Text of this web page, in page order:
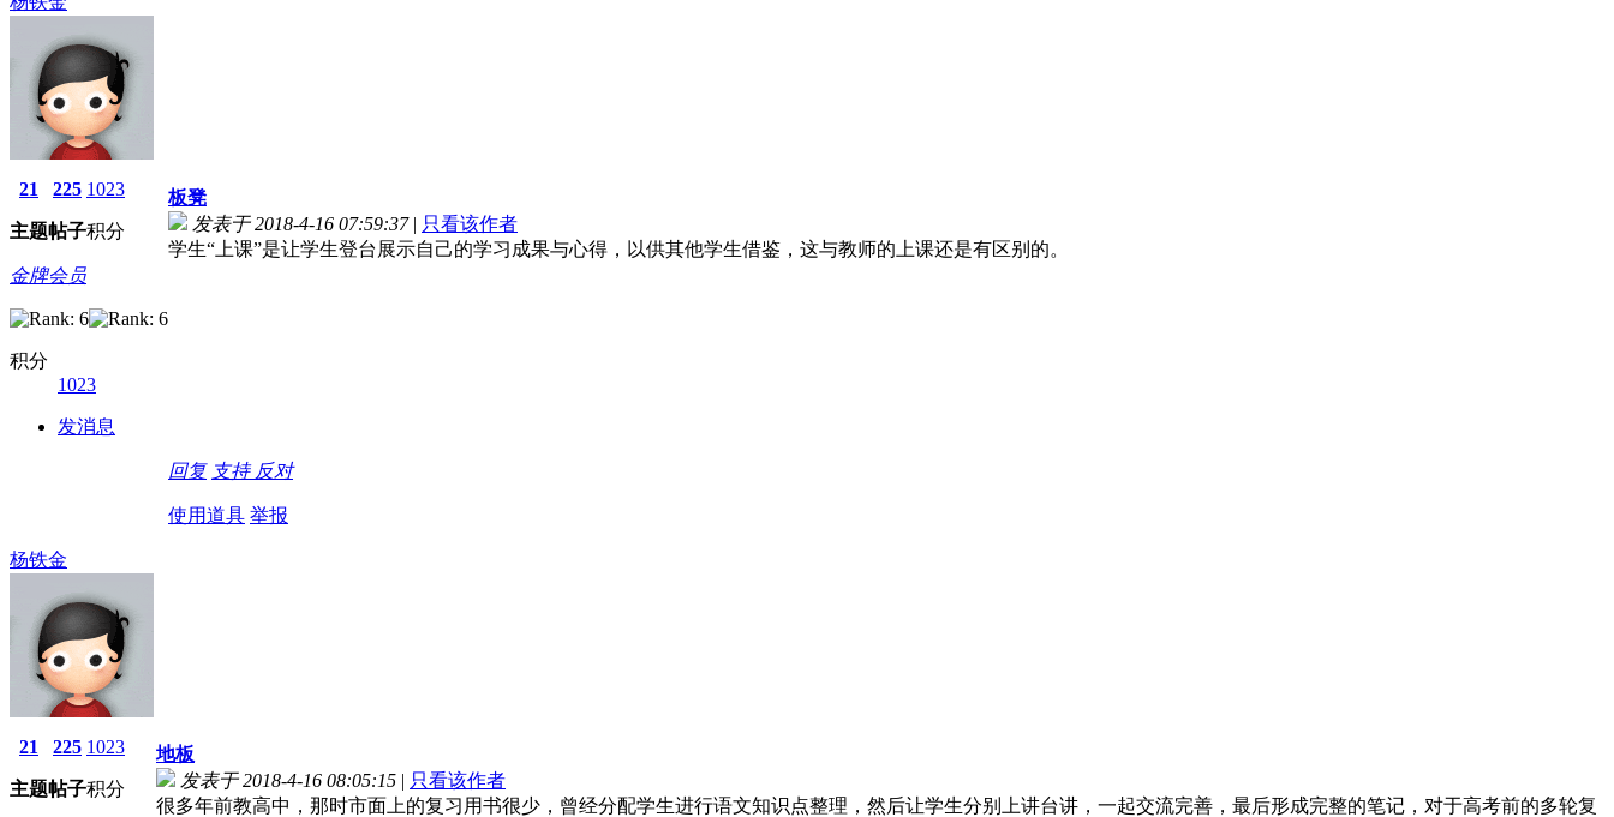
21
主题
225
帖子
1023
积分
金牌会员
积分
1023
发消息
板凳
发表于 2018-4-16 07:59:37 | 只看该作者
学生“上课”是让学生登台展示自己的学习成果与心得，以供其他学生借鉴，这与教师的上课还是有区别的。
回复 支持 反对
使用道具 举报
杨铁金
21
主题
225
帖子
1023
积分
地板
发表于 2018-4-16 08:05:15 | 只看该作者
很多年前教高中，那时市面上的复习用书很少，曾经分配学生进行语文知识点整理，然后让学生分别上讲台讲，一起交流完善，最后形成完整的笔记，对于高考前的多轮复